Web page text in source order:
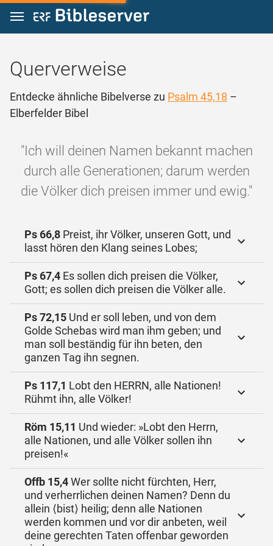
Zum Inhalt springen
Querverweise
Entdecke ähnliche Bibelverse zu Psalm 45,18 –
Elberfelder Bibel
"Ich will deinen Namen bekannt machen
durch alle Generationen; darum werden
die Völker dich preisen immer und ewig."
Ps 66,8 Preist, ihr Völker, unseren Gott, und
lasst hören den Klang seines Lobes;
Ps 67,4 Es sollen dich preisen die Völker,
Gott; es sollen dich preisen die Völker alle.
Ps 72,15 Und er soll leben, und von dem
Golde Schebas wird man ihm geben; und
man soll beständig für ihn beten, den
ganzen Tag ihn segnen.
Ps 117,1 Lobt den HERRN, alle Nationen!
Rühmt ihn, alle Völker!
Röm 15,11 Und wieder: »Lobt den Herrn,
alle Nationen, und alle Völker sollen ihn
preisen!«
Offb 15,4Wer sollte nicht fürchten, Herr,
und verherrlichen deinen Namen? Denn du
allein ⟨bist⟩ heilig; denn alle Nationen
werden kommen und vor dir anbeten, weil
deine gerechten Taten offenbar geworden